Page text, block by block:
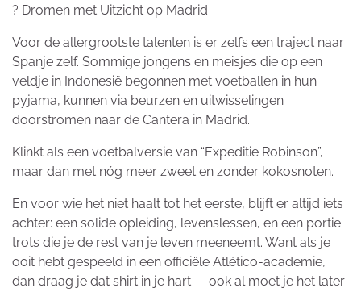
? Dromen met Uitzicht op Madrid
Voor de allergrootste talenten is er zelfs een traject naar
Spanje zelf. Sommige jongens en meisjes die op een
veldje in Indonesië begonnen met voetballen in hun
pyjama, kunnen via beurzen en uitwisselingen
doorstromen naar de Cantera in Madrid.
Klinkt als een voetbalversie van “Expeditie Robinson”,
maar dan met nóg meer zweet en zonder kokosnoten.
En voor wie het niet haalt tot het eerste, blijft er altijd iets
achter: een solide opleiding, levenslessen, en een portie
trots die je de rest van je leven meeneemt. Want als je
ooit hebt gespeeld in een officiële Atlético-academie,
dan draag je dat shirt in je hart — ook al moet je het later